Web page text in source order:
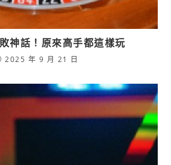
神話！原來高手都這樣玩
2025 年 9 月 21 日